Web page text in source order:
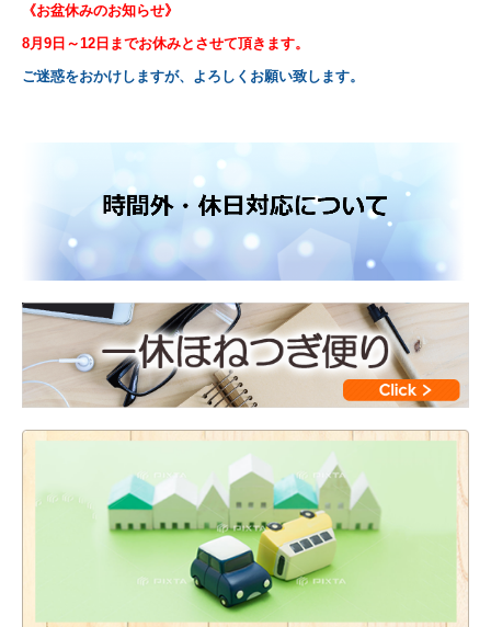
《お盆休みのお知らせ》
8月9日～12日までお休みとさせて頂きます。
ご迷惑をおかけしますが、よろしくお願い致します。